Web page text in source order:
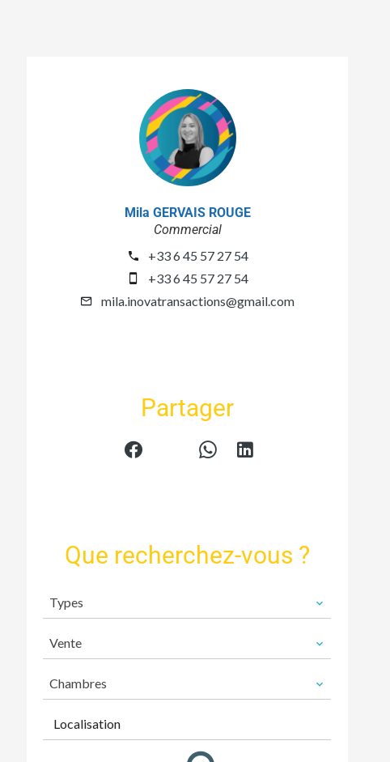
Mila GERVAIS ROUGE
Commercial
+33 6 45 57 27 54
+33 6 45 57 27 54
mila.inovatransactions@gmail.com
Partager
Que recherchez-vous ?
Types
Vente
Chambres
Localisation